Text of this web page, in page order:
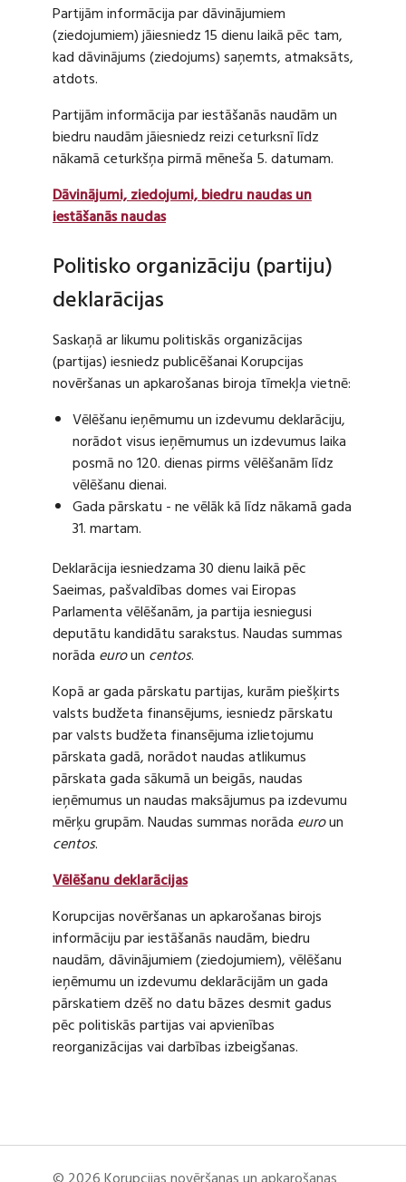
Partijām informācija par dāvinājumiem
(ziedojumiem) jāiesniedz 15 dienu laikā pēc tam,
kad dāvinājums (ziedojums) saņemts, atmaksāts,
atdots.
Partijām informācija par iestāšanās naudām un
biedru naudām jāiesniedz reizi ceturksnī līdz
nākamā ceturkšņa pirmā mēneša 5. datumam.
Dāvinājumi, ziedojumi, biedru naudas un
iestāšanās naudas
Politisko organizāciju (partiju)
deklarācijas
Saskaņā ar likumu politiskās organizācijas
(partijas) iesniedz publicēšanai Korupcijas
novēršanas un apkarošanas biroja tīmekļa vietnē:
Vēlēšanu ieņēmumu un izdevumu deklarāciju,
norādot visus ieņēmumus un izdevumus laika
posmā no 120. dienas pirms vēlēšanām līdz
vēlēšanu dienai.
Gada pārskatu - ne vēlāk kā līdz nākamā gada
31. martam.
Deklarācija iesniedzama 30 dienu laikā pēc
Saeimas, pašvaldības domes vai Eiropas
Parlamenta vēlēšanām, ja partija iesniegusi
deputātu kandidātu sarakstus. Naudas summas
norāda euroun centos.
Kopā ar gada pārskatu partijas, kurām piešķirts
valsts budžeta finansējums, iesniedz pārskatu
par valsts budžeta finansējuma izlietojumu
pārskata gadā, norādot naudas atlikumus
pārskata gada sākumā un beigās, naudas
ieņēmumus un naudas maksājumus pa izdevumu
mērķu grupām. Naudas summas norāda euroun
centos.
Vēlēšanu deklarācijas
Korupcijas novēršanas un apkarošanas birojs
informāciju par iestāšanās naudām, biedru
naudām, dāvinājumiem (ziedojumiem), vēlēšanu
ieņēmumu un izdevumu deklarācijām un gada
pārskatiem dzēš no datu bāzes desmit gadus
pēc politiskās partijas vai apvienības
reorganizācijas vai darbības izbeigšanas.